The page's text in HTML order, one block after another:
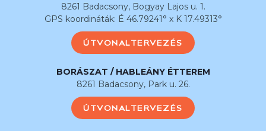
8261 Badacsony, Bogyay Lajos u. 1.
GPS koordináták: É 46.79241° x K 17.49313°
ÚTVONALTERVEZÉS
BORÁSZAT / HABLEÁNY ÉTTEREM
8261 Badacsony, Park u. 26.
ÚTVONALTERVEZÉS